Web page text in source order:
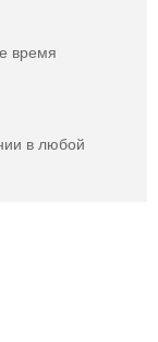
время
в любой